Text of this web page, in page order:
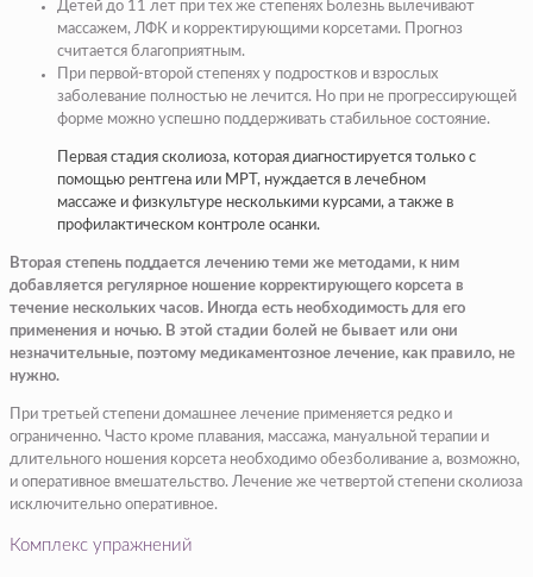
Детей до 11 лет при тех же степенях Болезнь вылечивают
массажем, ЛФК и корректирующими корсетами. Прогноз
считается благоприятным.
При первой-второй степенях у подростков и взрослых
заболевание полностью не лечится. Но при не прогрессирующей
форме можно успешно поддерживать стабильное состояние.
Первая стадия сколиоза, которая диагностируется только с
помощью рентгена или МРТ, нуждается в лечебном
массаже и физкультуре несколькими курсами, а также в
профилактическом контроле осанки.
Вторая степень поддается лечению теми же методами, к ним
добавляется регулярное ношение корректирующего корсета в
течение нескольких часов. Иногда есть необходимость для его
применения и ночью. В этой стадии болей не бывает или они
незначительные, поэтому медикаментозное лечение, как правило, не
нужно.
При третьей степени домашнее лечение применяется редко и
ограниченно. Часто кроме плавания, массажа, мануальной терапии и
длительного ношения корсета необходимо обезболивание а, возможно,
и оперативное вмешательство. Лечение же четвертой степени сколиоза
исключительно оперативное.
Комплекс упражнений